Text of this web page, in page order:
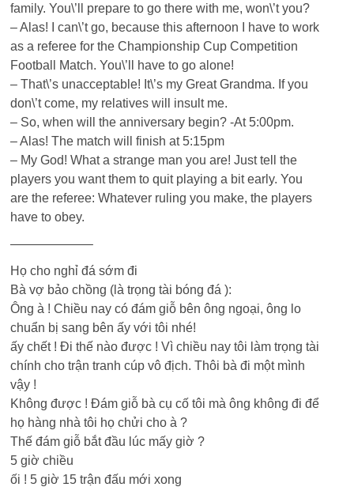
family. You\’ll prepare to go there with me, won\’t you?
– Alas! I can\’t go, because this afternoon I have to work
as a referee for the Championship Cup Competition
Football Match. You\’ll have to go alone!
– That\’s unacceptable! It\’s my Great Grandma. If you
don\’t come, my relatives will insult me.
– So, when will the anniversary begin? -At 5:00pm.
– Alas! The match will finish at 5:15pm
– My God! What a strange man you are! Just tell the
players you want them to quit playing a bit early. You
are the referee: Whatever ruling you make, the players
have to obey.
——————–
Họ cho nghỉ đá sớm đi
Bà vợ bảo chồng (là trọng tài bóng đá ):
Ông à ! Chiều nay có đám giỗ bên ông ngoại, ông lo
chuẩn bị sang bên ấy với tôi nhé!
ấy chết ! Đi thế nào được ! Vì chiều nay tôi làm trọng tài
chính cho trận tranh cúp vô địch. Thôi bà đi một mình
vậy !
Không được ! Đám giỗ bà cụ cố tôi mà ông không đi để
họ hàng nhà tôi họ chửi cho à ?
Thế đám giỗ bắt đầu lúc mấy giờ ?
5 giờ chiều
ối ! 5 giờ 15 trận đấu mới xong